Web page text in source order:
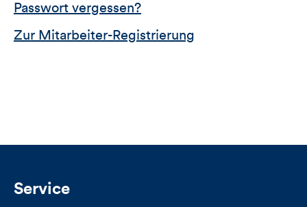
Passwort vergessen?
Zur Mitarbeiter-Registrierung
Service